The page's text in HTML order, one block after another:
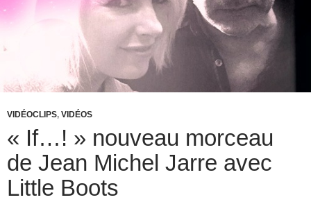
VIDÉOCLIPS, VIDÉOS
« If…! » nouveau morceau
de Jean Michel Jarre avec
Little Boots